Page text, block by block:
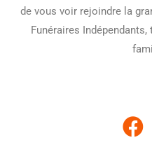
de vous voir rejoindre la
Funéraires